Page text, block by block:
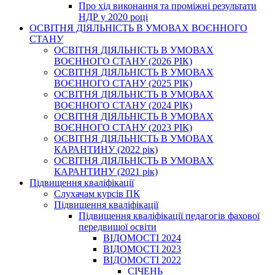
Про хід виконання та проміжні результати
НДР у 2020 році
ОСВІТНЯ ДІЯЛЬНІСТЬ В УМОВАХ ВОЄННОГО
СТАНУ
ОСВІТНЯ ДІЯЛЬНІСТЬ В УМОВАХ
ВОЄННОГО СТАНУ (2026 РІК)
ОСВІТНЯ ДІЯЛЬНІСТЬ В УМОВАХ
ВОЄННОГО СТАНУ (2025 РІК)
ОСВІТНЯ ДІЯЛЬНІСТЬ В УМОВАХ
ВОЄННОГО СТАНУ (2024 РІК)
ОСВІТНЯ ДІЯЛЬНІСТЬ В УМОВАХ
ВОЄННОГО СТАНУ (2023 РІК)
ОСВІТНЯ ДІЯЛЬНІСТЬ В УМОВАХ
КАРАНТИНУ (2022 рік)
ОСВІТНЯ ДІЯЛЬНІСТЬ В УМОВАХ
КАРАНТИНУ (2021 рік)
Підвищення кваліфікації
Слухачам курсів ПК
Підвищення кваліфікації
Підвищення кваліфікації педагогів фахової
передвищої освіти
ВІДОМОСТІ 2024
ВІДОМОСТІ 2023
ВІДОМОСТІ 2022
СІЧЕНЬ